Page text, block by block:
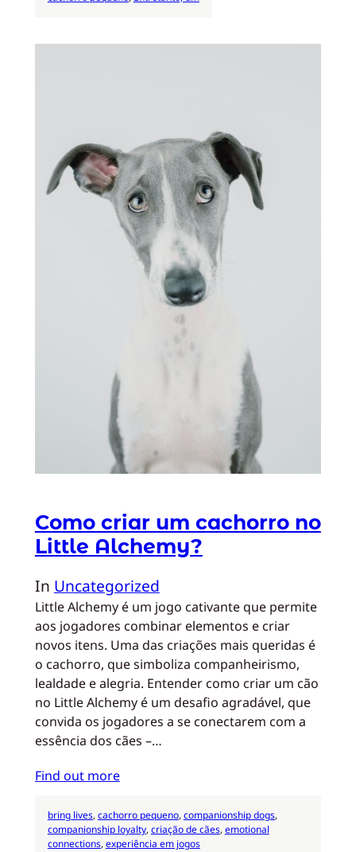
Como criar um cachorro no
Little Alchemy?
In Uncategorized
Little Alchemy é um jogo cativante que permite
aos jogadores combinar elementos e criar
novos itens. Uma das criações mais queridas é
o cachorro, que simboliza companheirismo,
lealdade e alegria. Entender como criar um cão
no Little Alchemy é um desafio agradável, que
convida os jogadores a se conectarem com a
essência dos cães –…
Find out more
bring lives, cachorro pequeno, companionship dogs
companionship loyalty, criação de cães, emotional
connections, experiência em jogos